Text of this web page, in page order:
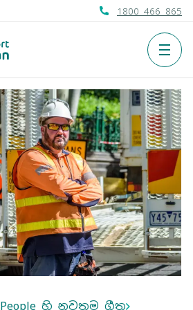
1800 466 865
People හි නවතම ගීත